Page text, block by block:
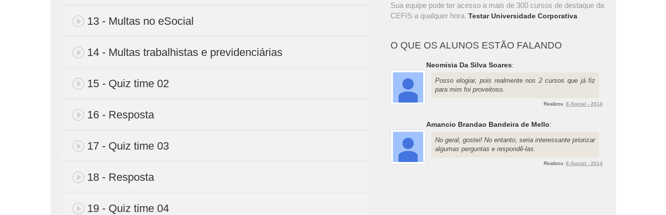
13 - Multas no eSocial
14 - Multas trabalhistas e previdenciárias
15 - Quiz time 02
16 - Resposta
17 - Quiz time 03
18 - Resposta
19 - Quiz time 04
Sua equipe pode ter acesso a mais de 300 cursos de destaque da
CEFIS a qualquer hora.Testar Universidade Corporativa
O QUE OS ALUNOS ESTÃO FALANDO
Neomisia Da Silva Soares:
Posso elogiar, pois realmente nos 2 cursos que já fiz
para mim foi proveitoso.
Realizou E-Social - 2014
Amancio Brandao Bandeira de Mello:
No geral, gostei! No entanto, seria interessante priorizar
algumas perguntas e respondê-las.
Realizou E-Social - 2014